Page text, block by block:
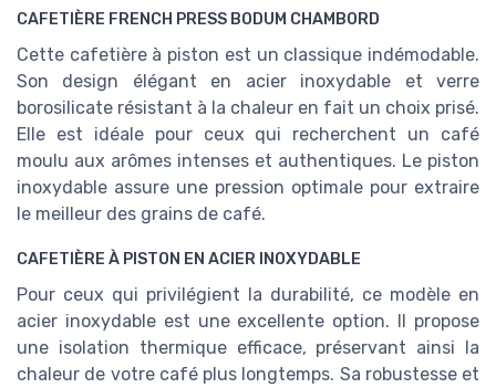
CAFETIÈRE FRENCH PRESS BODUM CHAMBORD
Cette cafetière à piston est un classique indémodable.
Son design élégant en acier inoxydable et verre
borosilicate résistant à la chaleur en fait un choix prisé.
Elle est idéale pour ceux qui recherchent un café
moulu aux arômes intenses et authentiques. Le piston
inoxydable assure une pression optimale pour extraire
le meilleur des grains de café.
CAFETIÈRE À PISTON EN ACIER INOXYDABLE
Pour ceux qui privilégient la durabilité, ce modèle en
acier inoxydable est une excellente option. Il propose
une isolation thermique efficace, préservant ainsi la
chaleur de votre café plus longtemps. Sa robustesse et